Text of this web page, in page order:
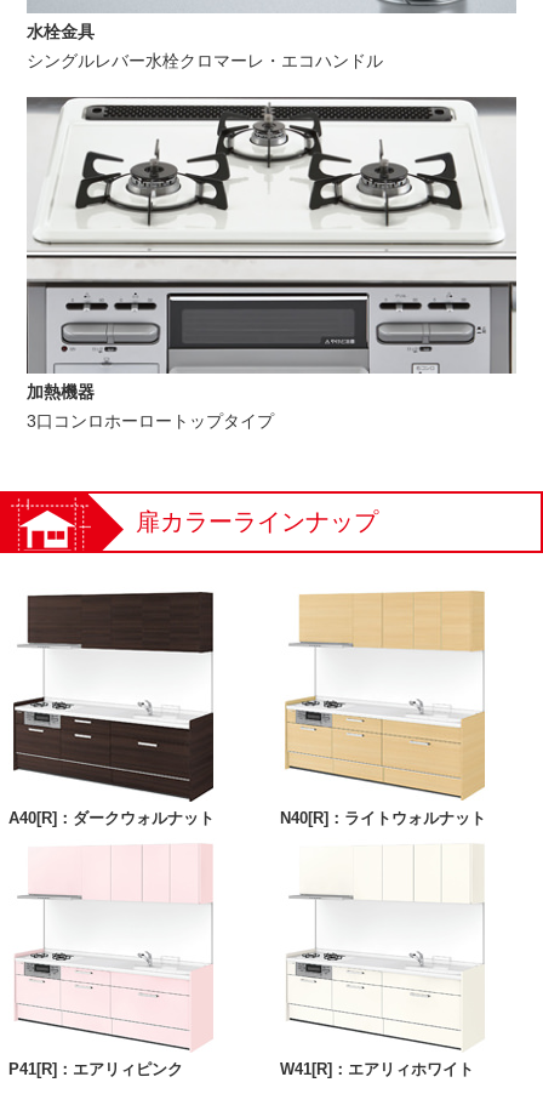
水栓金具
シングルレバー水栓クロマーレ・エコハンドル
加熱機器
3口コンロホーロートップタイプ
扉カラーラインナップ
A40[R]：ダークウォルナット N40[R]：ライトウォルナット
P41[R]：エアリィピンク W41[R]：エアリィホワイト